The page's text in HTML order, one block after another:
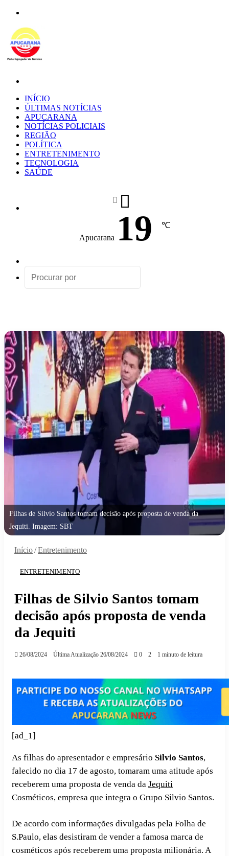
INÍCIO
ÚLTIMAS NOTÍCIAS
APUCARANA
NOTÍCIAS POLICIAIS
REGIÃO
POLÍTICA
ENTRETENIMENTO
TECNOLOGIA
SAÚDE
Apucarana 19 ℃
aleatório
Filhas de Silvio Santos tomam decisão após proposta de venda da
Jequiti. Imagem: SBT
Início/Entretenimento
ENTRETENIMENTO
Filhas de Silvio Santos tomam
decisão após proposta de venda
da Jequiti
26/08/2024 Última Atualização 26/08/2024 0 2 1 minuto de leitura
[ad_1]
As filhas do apresentador e empresário Silvio Santos,
falecido no dia 17 de agosto, tomaram uma atitude após
receberem uma proposta de venda da Jequiti
Cosméticos, empresa que integra o Grupo Silvio Santos.
De acordo com informações divulgadas pela Folha de
S.Paulo, elas desistiram de vender a famosa marca de
cosméticos após receberem uma proposta milionária. A